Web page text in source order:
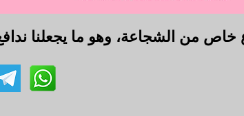
خاص من الشجاعة، وهو ما يجعلنا